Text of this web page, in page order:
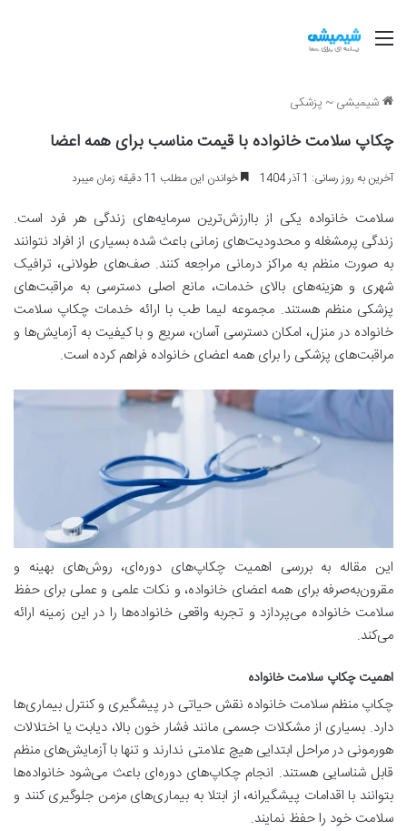
منو
شیمیشی~ پزشکی
چکاپ سلامت خانواده با قیمت مناسب برای همه اعضا
آخرین به روز رسانی: 1 آذر 1404 خواندن این مطلب 11 دقیقه زمان میبرد
سلامت خانواده یکی از باارزش‌ترین سرمایه‌های زندگی هر فرد است.
زندگی پرمشغله و محدودیت‌های زمانی باعث شده بسیاری از افراد نتوانند
به صورت منظم به مراکز درمانی مراجعه کنند. صف‌های طولانی، ترافیک
شهری و هزینه‌های بالای خدمات، مانع اصلی دسترسی به مراقبت‌های
پزشکی منظم هستند. مجموعه لیما طب با ارائه خدمات چکاپ سلامت
خانواده در منزل، امکان دسترسی آسان، سریع و با کیفیت به آزمایش‌ها و
مراقبت‌های پزشکی را برای همه اعضای خانواده فراهم کرده است.
این مقاله به بررسی اهمیت چکاپ‌های دوره‌ای، روش‌های بهینه و
مقرون‌به‌صرفه برای همه اعضای خانواده، و نکات علمی و عملی برای حفظ
سلامت خانواده می‌پردازد و تجربه واقعی خانواده‌ها را در این زمینه ارائه
می‌کند.
اهمیت چکاپ سلامت خانواده
چکاپ منظم سلامت خانواده نقش حیاتی در پیشگیری و کنترل بیماری‌ها
دارد. بسیاری از مشکلات جسمی مانند فشار خون بالا، دیابت یا اختلالات
هورمونی در مراحل ابتدایی هیچ علامتی ندارند و تنها با آزمایش‌های منظم
قابل شناسایی هستند. انجام چکاپ‌های دوره‌ای باعث می‌شود خانواده‌ها
بتوانند با اقدامات پیشگیرانه، از ابتلا به بیماری‌های مزمن جلوگیری کنند و
سلامت خود را حفظ نمایند.